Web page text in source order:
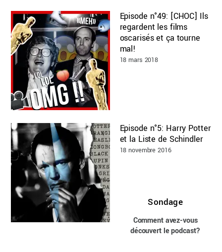
Episode n°49: [CHOC] Ils
regardent les films
oscarisés et ça tourne
mal!
18 mars 2018
Episode n°5: Harry Potter
et la Liste de Schindler
18 novembre 2016
Sondage
Comment avez-vous
découvert le podcast?